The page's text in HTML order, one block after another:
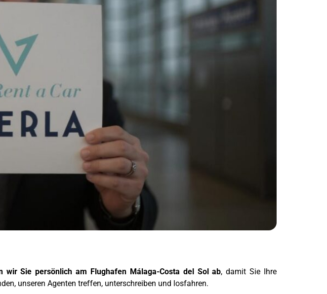
wir Sie persönlich am Flughafen Málaga-Costa del Sol ab, damit Sie Ihre
unseren Agenten treffen, unterschreiben und losfahren.